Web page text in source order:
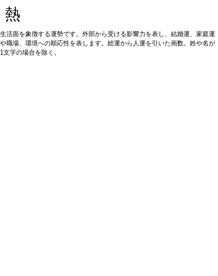
熱
生活面を象徴する運勢です。外部から受ける影響力を表し、結婚運、家庭運
や職場、環境への順応性を表します。総運から人運を引いた画数。姓や名が
1文字の場合を除く。